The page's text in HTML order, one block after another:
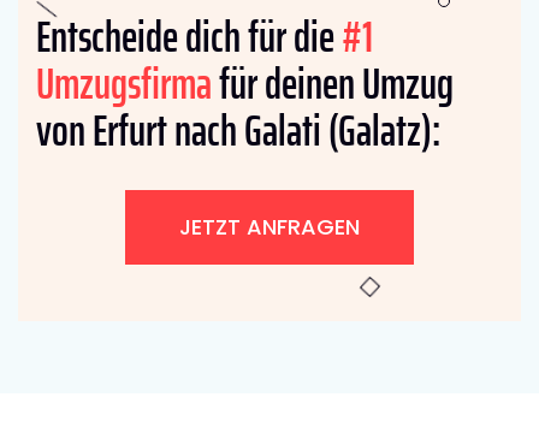
Entscheide dich für die#1
Umzugsfirmafür deinen Umzug
von Erfurt nach Galati (Galatz):
JETZT ANFRAGEN